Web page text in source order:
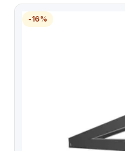
-16%